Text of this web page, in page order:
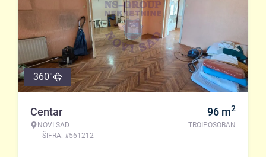
360°
Centar
NOVI SAD
ŠIFRA: #561212
96 m2
TROIPOSOBAN